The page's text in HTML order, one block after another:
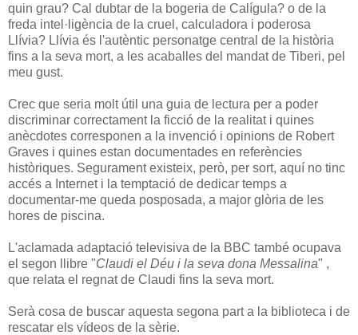
quin grau? Cal dubtar de la bogeria de Calígula? o de la
freda intel·ligència de la cruel, calculadora i poderosa
Llívia? Llívia és l'autèntic personatge central de la història
fins a la seva mort, a les acaballes del mandat de Tiberi, pel
meu gust.
Crec que seria molt útil una guia de lectura per a poder
discriminar correctament la ficció de la realitat i quines
anècdotes corresponen a la invenció i opinions de Robert
Graves i quines estan documentades en referències
històriques. Segurament existeix, però, per sort, aquí no tinc
accés a Internet i la temptació de dedicar temps a
documentar-me queda posposada, a major glòria de les
hores de piscina.
L'aclamada adaptació televisiva de la BBC també ocupava
el segon llibre "Claudi el Déu i la seva dona Messalina" ,
que relata el regnat de Claudi fins la seva mort.
Serà cosa de buscar aquesta segona part a la biblioteca i de
rescatar els vídeos de la sèrie.